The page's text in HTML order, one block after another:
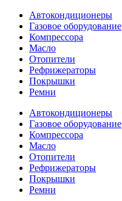
Автокондиционеры
Газовое оборудование
Компрессора
Масло
Отопители
Рефрижераторы
Покрышки
Ремни
Автокондиционеры
Газовое оборудование
Компрессора
Масло
Отопители
Рефрижераторы
Покрышки
Ремни